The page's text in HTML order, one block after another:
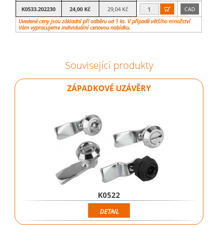
K0533.202230 24,00 Kč 29,04 Kč 
CAD
Uvedené ceny jsou základní při odběru od 1 ks. V případě většího množství
Vám vypracujeme individuální cenovou nabídku.
Související produkty
ZÁPADKOVÉ UZÁVĚRY
K0522
DETAIL